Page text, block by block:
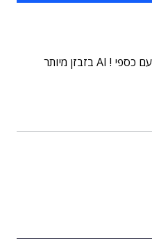
רק אני מחליטה מה לעשות עם כספי ! AI בזבזן מיותר